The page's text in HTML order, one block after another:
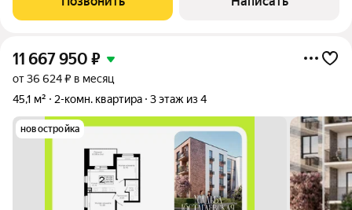
продуманная планировка.
11 667 950 ₽
от 36 624 ₽ в месяц
45,1 м²
2-комн. квартира 3 этаж из 4
новостройка